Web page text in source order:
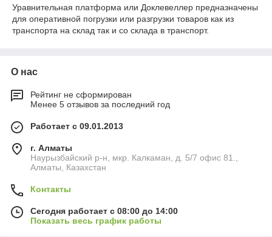
Уравнительная платформа или Доклевеллер предназначены
для оперативной погрузки или разгрузки товаров как из
транспорта на склад так и со склада в транспорт.
О нас
Рейтинг не сформирован
Менее 5 отзывов за последний год
Работает с 09.01.2013
г. Алматы
Наурызбайский р-н, мкр. Калкаман, д. 5/7 офис 81.,
Алматы, Казахстан
Контакты
Сегодня работает с 08:00 до 14:00
Показать весь график работы